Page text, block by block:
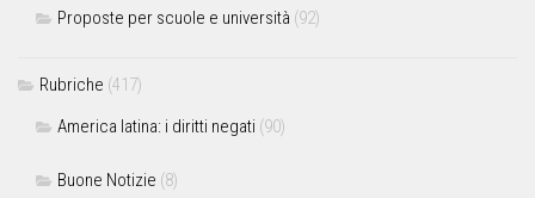
Proposte per scuole e università (92)
Rubriche (417)
America latina: i diritti negati (90)
Buone Notizie (8)